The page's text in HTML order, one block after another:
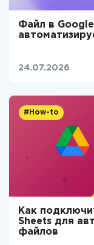
Файл в
24.07.2026
#How-to
Как
Sheets для
файлов